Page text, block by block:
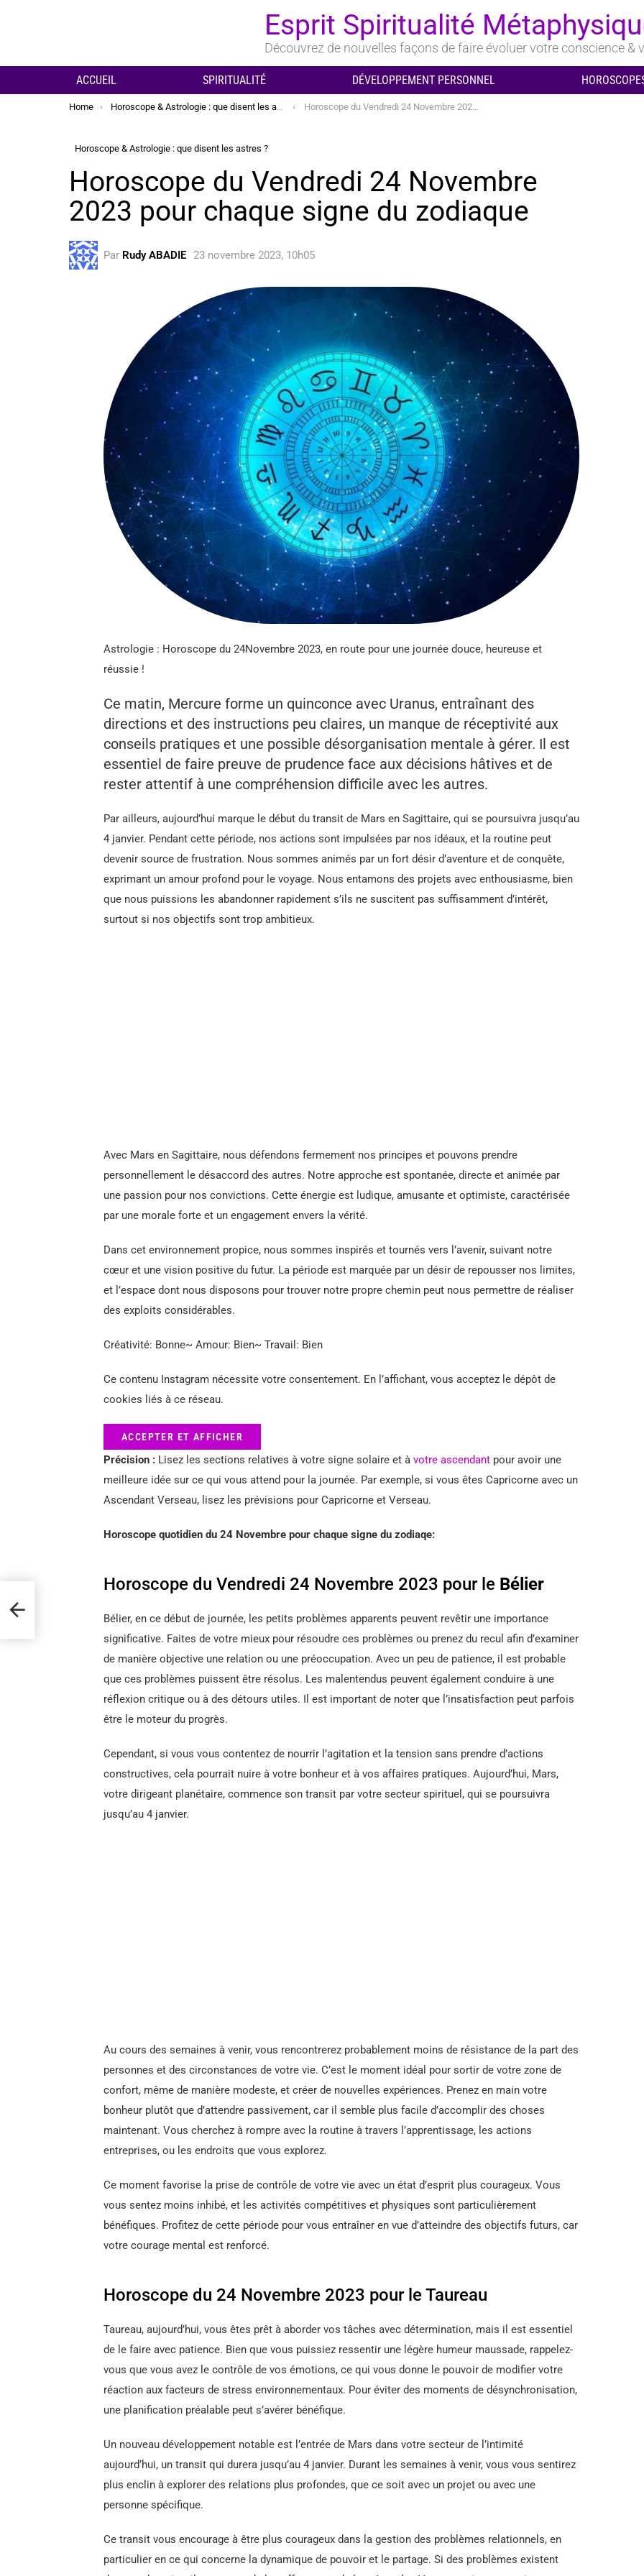
Esprit Spiritualité
Découvrez de nouvelles façons de faire évoluer votre conscience &
ACCUEIL SPIRITUALITÉ DÉVELOPPEMENT PERSONNEL
You are here:
Home Horoscope & Astrologie : que disent les astres ? Horoscope du Vendredi 24 Novembre 2023 pour chaque signe du zodiaque
Horoscope & Astrologie : que disent les astres ?
Horoscope du Vendredi 24 Novembre
2023 pour chaque signe du zodiaque
Par Rudy ABADIE 23 novembre 2023, 10h05
Astrologie : Horoscope du 24Novembre 2023, en route pour une journée douce, heureuse et
réussie !
Ce matin, Mercure forme un quinconce avec Uranus, entraînant des
directions et des instructions peu claires, un manque de réceptivité aux
conseils pratiques et une possible désorganisation mentale à gérer. Il est
essentiel de faire preuve de prudence face aux décisions hâtives et de
rester attentif à une compréhension difficile avec les autres.
Par ailleurs, aujourd’hui marque le début du transit de Mars en Sagittaire, qui se poursuivra jusqu’au
4 janvier. Pendant cette période, nos actions sont impulsées par nos idéaux, et la routine peut
devenir source de frustration. Nous sommes animés par un fort désir d’aventure et de conquête,
exprimant un amour profond pour le voyage. Nous entamons des projets avec enthousiasme, bien
que nous puissions les abandonner rapidement s’ils ne suscitent pas suffisamment d’intérêt,
surtout si nos objectifs sont trop ambitieux.
Avec Mars en Sagittaire, nous défendons fermement nos principes et pouvons prendre
personnellement le désaccord des autres. Notre approche est spontanée, directe et animée par
une passion pour nos convictions. Cette énergie est ludique, amusante et optimiste, caractérisée
par une morale forte et un engagement envers la vérité.
Dans cet environnement propice, nous sommes inspirés et tournés vers l’avenir, suivant notre
cœur et une vision positive du futur. La période est marquée par un désir de repousser nos limites,
et l’espace dont nous disposons pour trouver notre propre chemin peut nous permettre de réaliser
des exploits considérables.
Créativité: Bonne~ Amour: Bien~ Travail: Bien
Ce contenu Instagram nécessite votre consentement. En l’affichant, vous acceptez le dépôt de
cookies liés à ce réseau.
ACCEPTER ET AFFICHER
Précision : Lisez les sections relatives à votre signe solaire et à votre ascendant pour avoir une
meilleure idée sur ce qui vous attend pour la journée. Par exemple, si vous êtes Capricorne avec un
Ascendant Verseau, lisez les prévisions pour Capricorne et Verseau.
Horoscope quotidien du 24 Novembre pour chaque signe du zodiaqe:
Horoscope du Vendredi 24 Novembre 2023 pour le Bélier
Bélier, en ce début de journée, les petits problèmes apparents peuvent revêtir une importance
significative. Faites de votre mieux pour résoudre ces problèmes ou prenez du recul afin d’examiner
de manière objective une relation ou une préoccupation. Avec un peu de patience, il est probable
que ces problèmes puissent être résolus. Les malentendus peuvent également conduire à une
réflexion critique ou à des détours utiles. Il est important de noter que l’insatisfaction peut parfois
être le moteur du progrès.
Cependant, si vous vous contentez de nourrir l’agitation et la tension sans prendre d’actions
constructives, cela pourrait nuire à votre bonheur et à vos affaires pratiques. Aujourd’hui, Mars,
votre dirigeant planétaire, commence son transit par votre secteur spirituel, qui se poursuivra
jusqu’au 4 janvier.
Au cours des semaines à venir, vous rencontrerez probablement moins de résistance de la part des
personnes et des circonstances de votre vie. C’est le moment idéal pour sortir de votre zone de
confort, même de manière modeste, et créer de nouvelles expériences. Prenez en main votre
bonheur plutôt que d’attendre passivement, car il semble plus facile d’accomplir des choses
maintenant. Vous cherchez à rompre avec la routine à travers l’apprentissage, les actions
entreprises, ou les endroits que vous explorez.
Ce moment favorise la prise de contrôle de votre vie avec un état d’esprit plus courageux. Vous
vous sentez moins inhibé, et les activités compétitives et physiques sont particulièrement
bénéfiques. Profitez de cette période pour vous entraîner en vue d’atteindre des objectifs futurs, car
votre courage mental est renforcé.
Horoscope du 24 Novembre 2023 pour le Taureau
Taureau, aujourd’hui, vous êtes prêt à aborder vos tâches avec détermination, mais il est essentiel
de le faire avec patience. Bien que vous puissiez ressentir une légère humeur maussade, rappelez-
vous que vous avez le contrôle de vos émotions, ce qui vous donne le pouvoir de modifier votre
réaction aux facteurs de stress environnementaux. Pour éviter des moments de désynchronisation,
une planification préalable peut s’avérer bénéfique.
Un nouveau développement notable est l’entrée de Mars dans votre secteur de l’intimité
aujourd’hui, un transit qui durera jusqu’au 4 janvier. Durant les semaines à venir, vous vous sentirez
plus enclin à explorer des relations plus profondes, que ce soit avec un projet ou avec une
personne spécifique.
Ce transit vous encourage à être plus courageux dans la gestion des problèmes relationnels, en
particulier en ce qui concerne la dynamique de pouvoir et le partage. Si des problèmes existent